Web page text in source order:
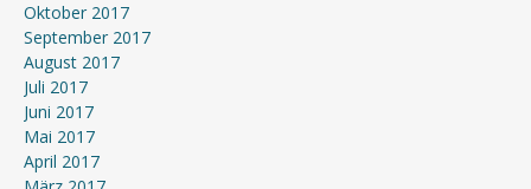
Oktober 2017
September 2017
August 2017
Juli 2017
Juni 2017
Mai 2017
April 2017